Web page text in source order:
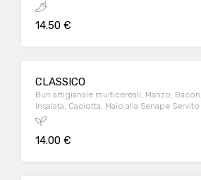
forno
14.50 €
CLASSICO
Bun artigianale multicereali, Manzo,
Insalata, Caciotta, Maio alla Senape
14.00 €